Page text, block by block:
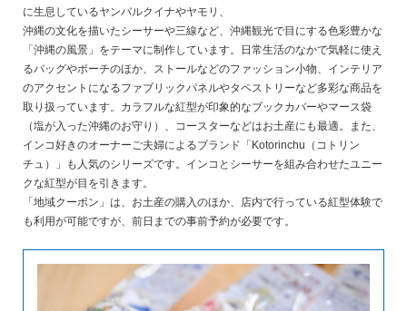
に生息しているヤンバルクイナやヤモリ、
沖縄の文化を描いたシーサーや三線など、沖縄観光で目にする色彩豊かな
「沖縄の風景」をテーマに制作しています。日常生活のなかで気軽に使え
るバッグやポーチのほか、ストールなどのファッション小物、インテリア
のアクセントになるファブリックパネルやタペストリーなど多彩な商品を
取り扱っています。カラフルな紅型が印象的なブックカバーやマース袋
（塩が入った沖縄のお守り）、コースターなどはお土産にも最適。また、
インコ好きのオーナーご夫婦によるブランド「Kotorinchu（コトリン
チュ）」も人気のシリーズです。インコとシーサーを組み合わせたユニー
クな紅型が目を引きます。
「地域クーポン」は、お土産の購入のほか、店内で行っている紅型体験で
も利用が可能ですが、前日までの事前予約が必要です。